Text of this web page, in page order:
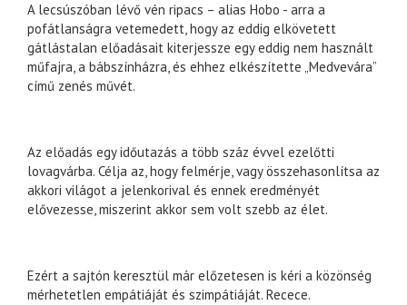
A lecsúszóban lévő vén ripacs – alias Hobo - arra a
pofátlanságra vetemedett, hogy az eddig elkövetett
gátlástalan előadásait kiterjessze egy eddig nem használt
műfajra, a bábszínházra, és ehhez elkészítette „Medvevára”
című zenés művét.
Az előadás egy időutazás a több száz évvel ezelőtti
lovagvárba. Célja az, hogy felmérje, vagy összehasonlítsa az
akkori világot a jelenkorival és ennek eredményét
elővezesse, miszerint akkor sem volt szebb az élet.
Ezért a sajtón keresztül már előzetesen is kéri a közönség
mérhetetlen empátiáját és szimpátiáját. Recece.